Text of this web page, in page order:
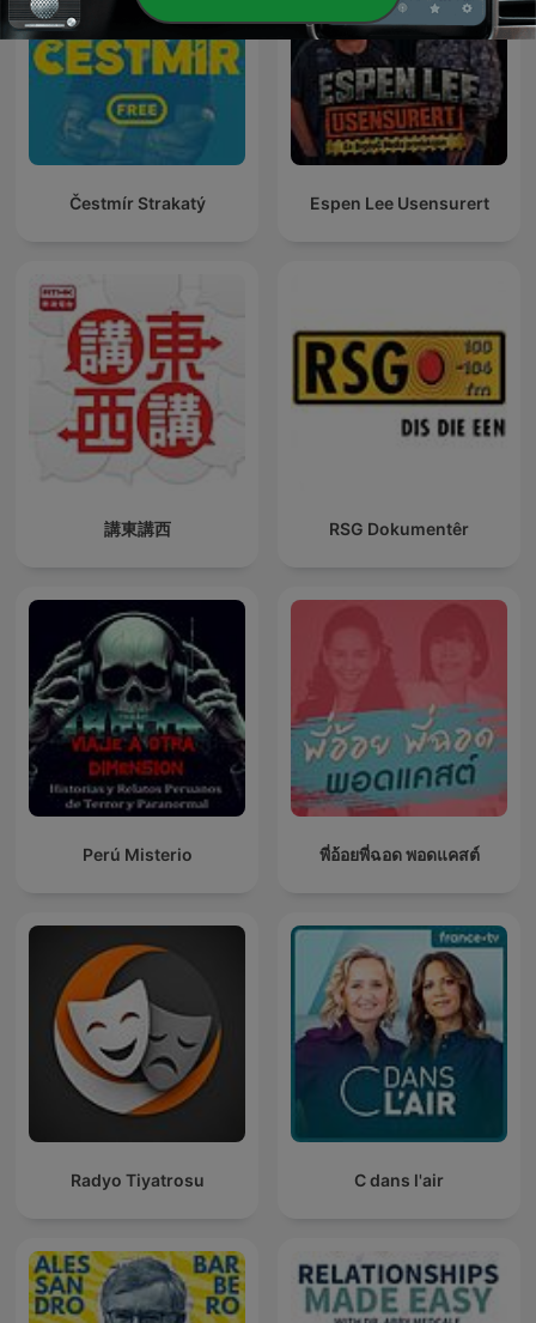
Čestmír Strakatý Espen Lee Usensurert
講東講西 RSG Dokumentêr
Perú Misterio พี่อ้อยพี่ฉอด พอดแคสต์
Radyo Tiyatrosu C dans l'air